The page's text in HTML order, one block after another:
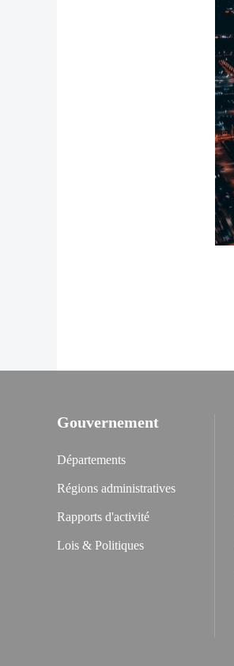
Gouvernement
Départements
Régions administratives
Rapports d'activité
Lois & Politiques